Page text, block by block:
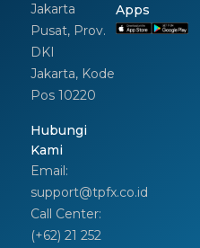
Jakarta
Pusat, Prov.
DKI
Jakarta, Kode
Pos 10220
Hubungi
Kami
Email:
support@tpfx.co.id
Call Center:
(+62) 21 252
Apps